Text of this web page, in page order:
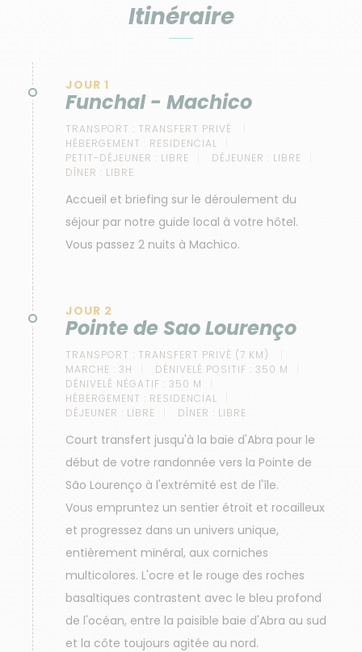
Itinéraire
JOUR 1
Funchal - Machico
TRANSPORT : TRANSFERT PRIVÉ
HÉBERGEMENT : RESIDENCIAL
PETIT-DÉJEUNER : LIBRE DÉJEUNER : LIBRE
DÎNER : LIBRE
Accueil et briefing sur le déroulement du
séjour par notre guide local à votre hôtel.
Vous passez 2 nuits à Machico.
JOUR 2
Pointe de Sao Lourenço
TRANSPORT : TRANSFERT PRIVÉ (7 KM)
MARCHE : 3H DÉNIVELÉ POSITIF : 350 M
DÉNIVELÉ NÉGATIF : 350 M
HÉBERGEMENT : RESIDENCIAL
DÉJEUNER : LIBRE DÎNER : LIBRE
Court transfert jusqu'à la baie d'Abra pour le
début de votre randonnée vers la Pointe de
São Lourenço à l'extrémité est de l'île.
Vous empruntez un sentier étroit et rocailleux
et progressez dans un univers unique,
entièrement minéral, aux corniches
multicolores. L'ocre et le rouge des roches
basaltiques contrastent avec le bleu profond
de l'océan, entre la paisible baie d'Abra au sud
et la côte toujours agitée au nord.